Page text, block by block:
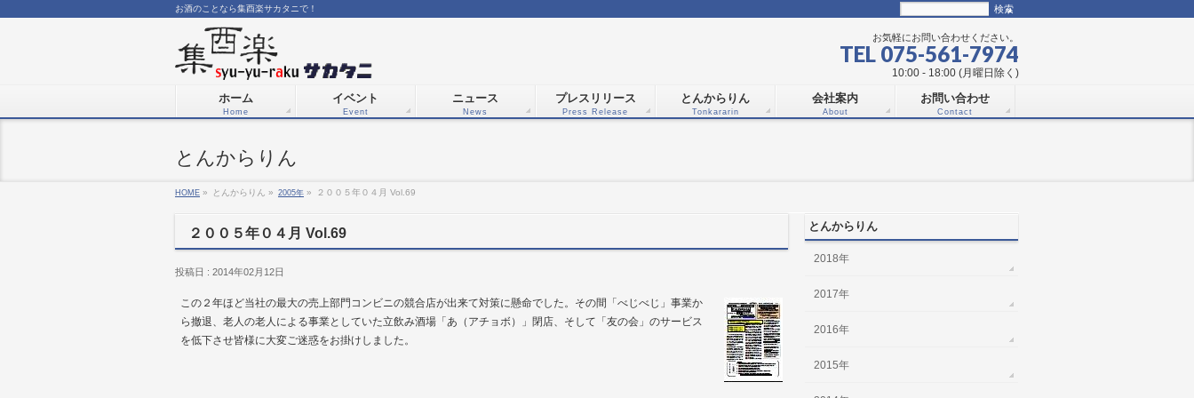
お酒のことなら集酉楽サカタニで！
お気軽にお問い合わせください。
TEL 075-561-7974
10:00 - 18:00 (月曜日除く)
ホーム
Home
イベント
Event
ニュース
News
プレスリリース
Press Release
とんからりん
Tonkararin
会社案内
About
お問い合わせ
Contact
とんからりん
HOME » とんからりん » 2005年 » ２００５年０４月 Vol.69
２００５年０４月 Vol.69
投稿日 : 2014年02月12日
この２年ほど当社の最大の売上部門コンビニの競合店が出来て対策に懸命でした。その間「べじべじ」事業か
ら撤退、老人の老人による事業としていた立飲み酒場「あ（アチョボ）」閉店、そして「友の会」のサービス
を低下させ皆様に大変ご迷惑をお掛けしました。
とんからりん
2018年
2017年
2016年
2015年